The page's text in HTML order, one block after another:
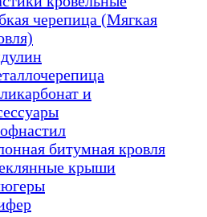
черепица (Мягкая
и
битумная кровля
крыши